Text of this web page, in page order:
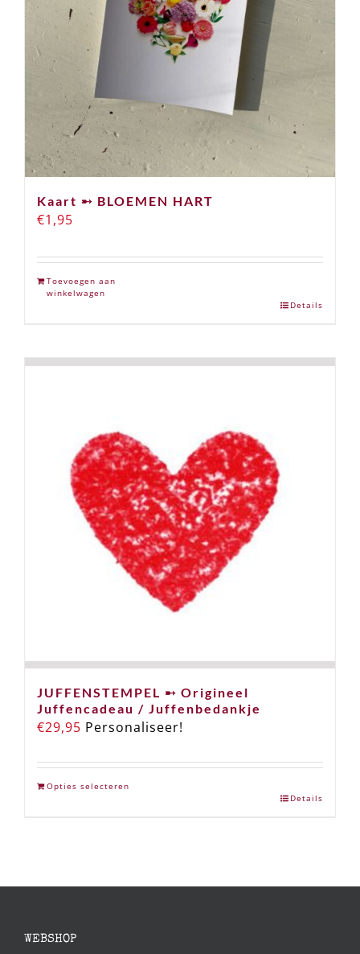
worden
de
productpagina
Kaart ➸ BLOEMEN HART
€1,95
Toevoegen aan
winkelwagen
Details
JUFFENSTEMPEL ➸ Origineel
Juffencadeau / Juffenbedankje
€29,95 Personaliseer!
Opties selecteren
Details
WEBSHOP